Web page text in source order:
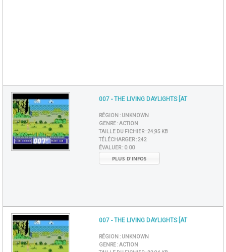
007 - THE LIVING DAYLIGHTS [AT
RÉGION : UNKNOWN
GENRE :ACTION
TAILLE DU FICHIER :24,95 KB
TÉLÉCHARGER :242
ÉVALUER : 0.00
PLUS D'INFOS
007 - THE LIVING DAYLIGHTS [AT
RÉGION : UNKNOWN
GENRE :ACTION